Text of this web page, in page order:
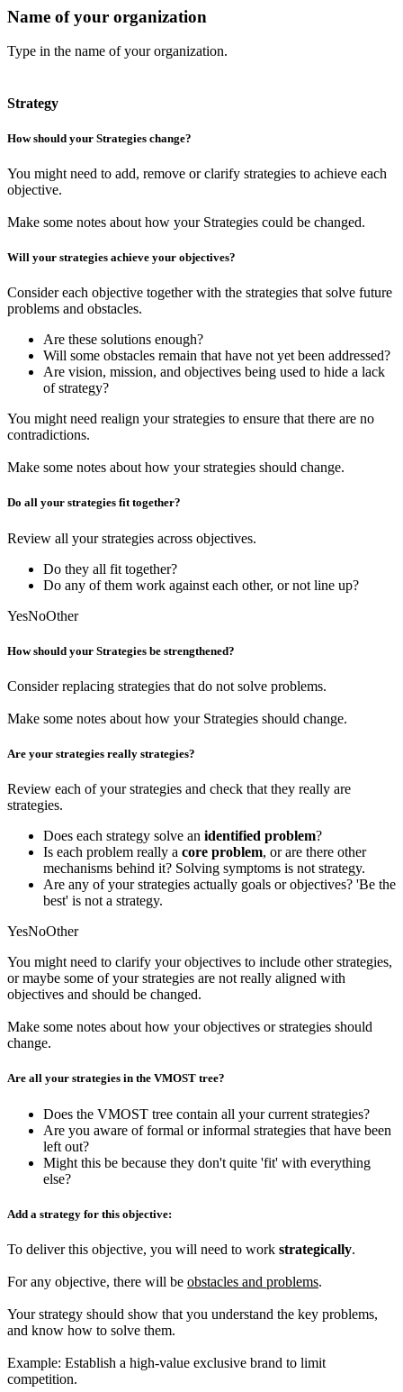
Name of your organization
Type in the name of your organization.
Strategy
How should your Strategies change?
You might need to add, remove or clarify strategies to achieve each
objective.
Make some notes about how your Strategies could be changed.
Will your strategies achieve your objectives?
Consider each objective together with the strategies that solve future
problems and obstacles.
Are these solutions enough?
Will some obstacles remain that have not yet been addressed?
Are vision, mission, and objectives being used to hide a lack
of strategy?
You might need realign your strategies to ensure that there are no
contradictions.
Make some notes about how your strategies should change.
Do all your strategies fit together?
Review all your strategies across objectives.
Do they all fit together?
Do any of them work against each other, or not line up?
YesNoOther
How should your Strategies be strengthened?
Consider replacing strategies that do not solve problems.
Make some notes about how your Strategies should change.
Are your strategies really strategies?
Review each of your strategies and check that they really are
strategies.
Does each strategy solve an identified problem?
Is each problem really a core problem, or are there other
mechanisms behind it? Solving symptoms is not strategy.
Are any of your strategies actually goals or objectives? 'Be the
best' is not a strategy.
YesNoOther
You might need to clarify your objectives to include other strategies,
or maybe some of your strategies are not really aligned with
objectives and should be changed.
Make some notes about how your objectives or strategies should
change.
Are all your strategies in the VMOST tree?
Does the VMOST tree contain all your current strategies?
Are you aware of formal or informal strategies that have been
left out?
Might this be because they don't quite 'fit' with everything
else?
Add a strategy for this objective:
To deliver this objective, you will need to work strategically.
For any objective, there will be obstacles and problems.
Your strategy should show that you understand the key problems,
and know how to solve them.
Example: Establish a high-value exclusive brand to limit
competition.